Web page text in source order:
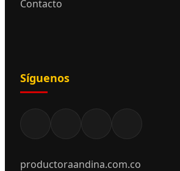
Contacto
Síguenos
productoraandina.com.co